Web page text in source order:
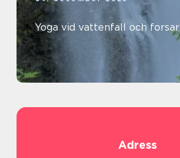
Yoga vid vattenfall och forsar
Adress